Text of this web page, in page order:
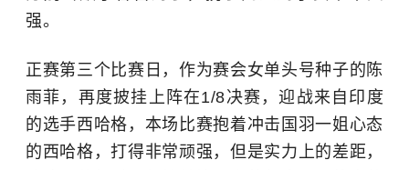
强。
正赛第三个比赛日，作为赛会女单头号种子的陈
雨菲，再度披挂上阵在1/8决赛，迎战来自印度
的选手西哈格，本场比赛抱着冲击国羽一姐心态
的西哈格，打得非常顽强，但是实力上的差距，